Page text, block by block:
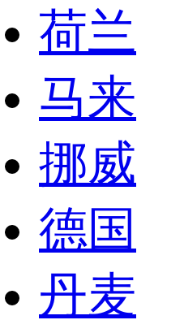
荷兰
马来
挪威
德国
丹麦